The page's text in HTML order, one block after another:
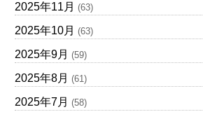
2025年11月 (63)
2025年10月 (63)
2025年9月 (59)
2025年8月 (61)
2025年7月 (58)